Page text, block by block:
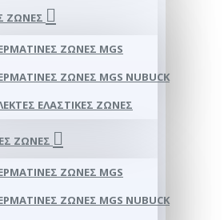
ΖΏΝΕΣ
ΖΏΝΕΣ MGS
ΖΏΝΕΣ MGS NUBUCK
ΕΛΑΣΤΙΚΈΣ ΖΏΝΕΣ
ΖΏΝΕΣ
ΖΏΝΕΣ MGS
ΖΏΝΕΣ MGS NUBUCK